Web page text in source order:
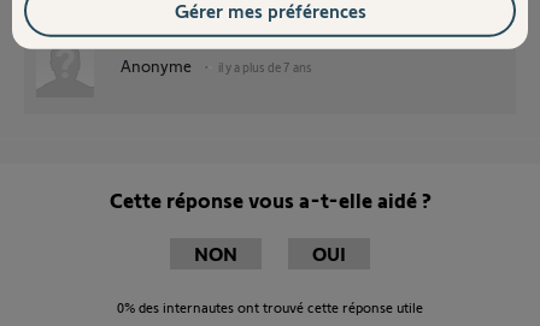
Anonyme il y a plus de 7 ans
Cette réponse vous a-t-elle aidé ?
NON OUI
0% des internautes ont trouvé cette réponse utile
Gérer mes préférences